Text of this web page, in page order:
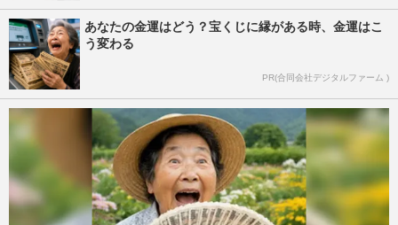
あなたの金運はどう？宝くじに縁がある時、金運はこ
う変わる
PR(合同会社デジタルファーム )